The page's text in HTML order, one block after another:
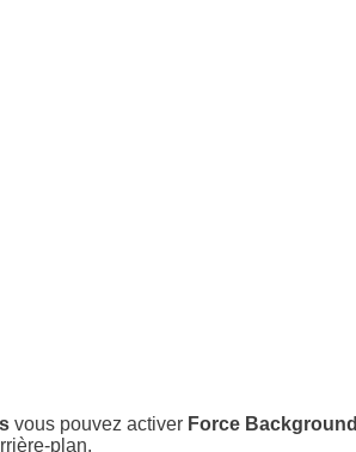
vous pouvez activer Force Background
plan.